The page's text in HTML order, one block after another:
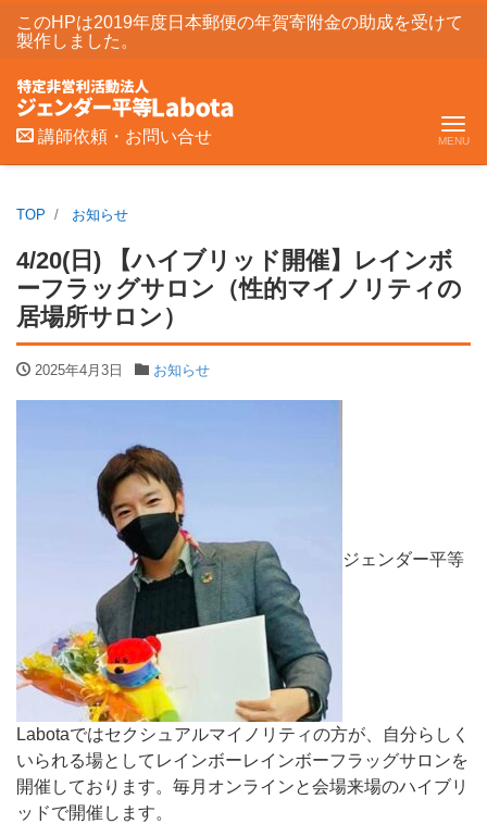
このHPは2019年度日本郵便の年賀寄附金の助成を受けて
製作しました。
講師依頼・お問い合せ
TOP お知らせ
4/20(日) 【ハイブリッド開催】レインボ
ーフラッグサロン（性的マイノリティの
居場所サロン）
2025年4月3日 お知らせ
ジェンダー平等
Labotaではセクシュアルマイノリティの方が、自分らしく
いられる場としてレインボーレインボーフラッグサロンを
開催しております。毎月オンラインと会場来場のハイブリ
ッドで開催します。